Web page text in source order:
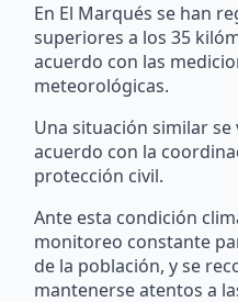
En El Marqués se han
superiores a los 35
acuerdo con las
meteorológicas.
Una situación similar se
acuerdo con la
protección civil.
Ante esta condición
monitoreo constante
de la población, y se
mantenerse atentos a